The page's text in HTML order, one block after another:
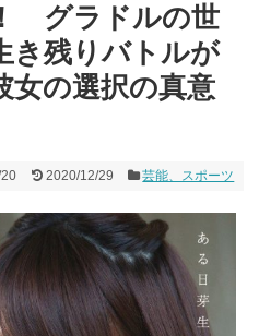
グラドルの世
き残りバトルが
女の選択の真意
2020/12/29 芸能、スポーツ